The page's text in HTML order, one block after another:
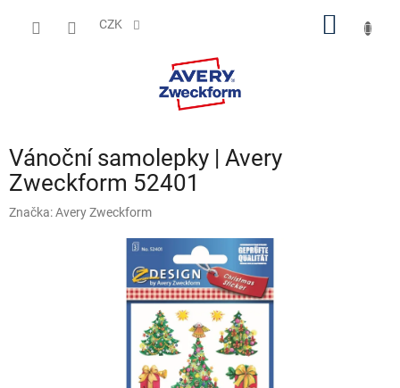
CZK
Vánoční samolepky | Avery
Zweckform 52401
Značka:Avery Zweckform